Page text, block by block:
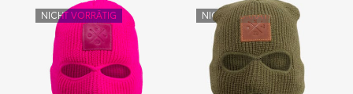
NICHT VORRÄTIG NICHT VORRÄTIG